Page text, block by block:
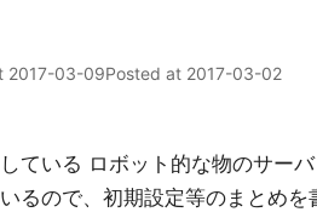
2017-03-09Posted at 2017-03-02
ている ロボット的な物のサー
るので、初期設定等のまとめを